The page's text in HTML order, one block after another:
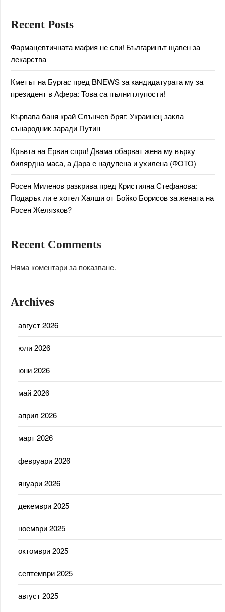
Recent Posts
Фармацевтичната мафия не спи! Българинът щавен за
лекарства
Кметът на Бургас пред BNEWS за кандидатурата му за
президент в Афера: Това са пълни глупости!
Кървава баня край Слънчев бряг: Украинец закла
сънародник заради Путин
Кръвта на Ервин спря! Двама обарват жена му върху
билярдна маса, а Дара е надупена и ухилена (ФОТО)
Росен Миленов разкрива пред Кристияна Стефанова:
Подарък ли е хотел Хаяши от Бойко Борисов за жената на
Росен Желязков?
Recent Comments
Няма коментари за показване.
Archives
август 2026
юли 2026
юни 2026
май 2026
април 2026
март 2026
февруари 2026
януари 2026
декември 2025
ноември 2025
октомври 2025
септември 2025
август 2025